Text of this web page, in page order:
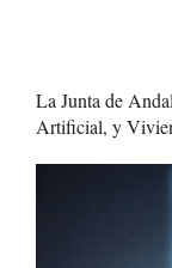
La Junta de
Artificial, y